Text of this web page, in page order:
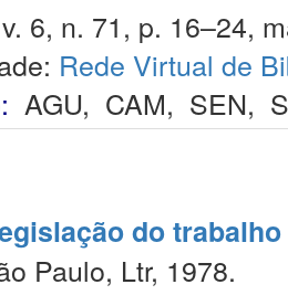
6, n. 71, p. 16–24,
Rede Virtual de
AGU, CAM, SEN,
do trabalho
Paulo, Ltr, 1978.